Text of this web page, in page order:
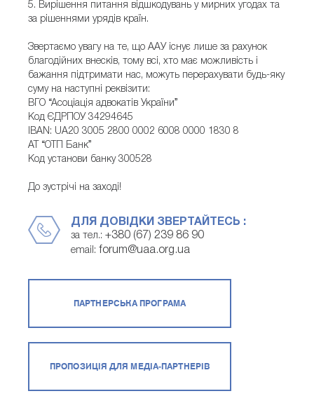
5. Вирішення питання відшкодувань у мирних угодах та
за рішеннями урядів країн.
Звертаємо увагу на те, що ААУ існує лише за рахунок
благодійних внесків, тому всі, хто має можливість і
бажання підтримати нас, можуть перерахувати будь-яку
суму на наступні реквізити:
ВГО “Асоціація адвокатів України”
Код ЄДРПОУ 34294645
IBAN: UA20 3005 2800 0002 6008 0000 1830 8
АТ “ОТП Банк”
Код установи банку 300528
До зустрічі на заході!
ДЛЯ ДОВІДКИ ЗВЕРТАЙТЕСЬ :
за тел.: +380 (67) 239 86 90
email: forum@uaa.org.ua
ПАРТНЕРСЬКА ПРОГРАМА
ПРОПОЗИЦІЯ ДЛЯ МЕДІА-ПАРТНЕРІВ